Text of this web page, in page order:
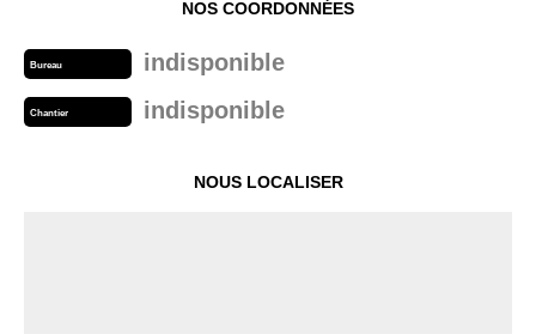
NOS COORDONNÉES
Bureau indisponible
Chantier indisponible
NOUS LOCALISER